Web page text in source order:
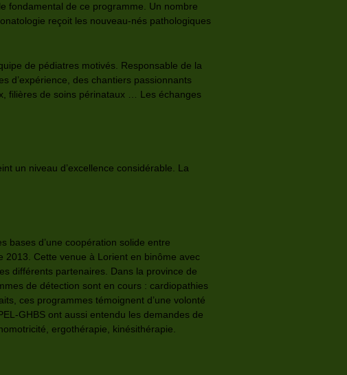
fondamental de ce programme. Un nombre
reçoit les nouveau-nés pathologiques
de pédiatres motivés. Responsable de la
d’expérience, des chantiers passionnants
filières de soins périnataux … Les échanges
un niveau d’excellence considérable. La
bases d’une coopération solide entre
Cette venue à Lorient en binôme avec
différents partenaires. Dans la province de
de détection sont en cours : cardiopathies
ces programmes témoignent d’une volonté
GHBS ont aussi entendu les demandes de
ergothérapie, kinésithérapie.